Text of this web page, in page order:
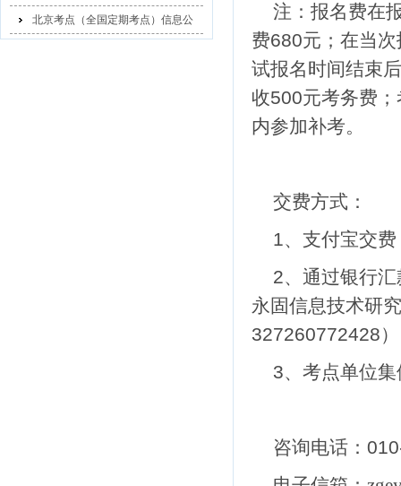
北京考点（全国定期考点）信息公
注：报名费在
费680元；在当
试报名时间结束
收500元考务费
内参加补考。
交费方式：
1、支付宝交费
2、通过银行
永固信息技术研
327260772428）
3、考点单位
咨询电话：